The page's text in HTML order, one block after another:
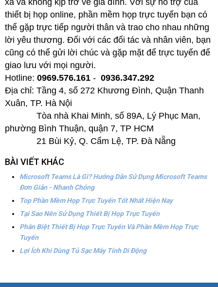
xa và không kịp trở về gia đình. Với sự hỗ trợ của
thiết bị họp online, phần mềm họp trực tuyến bạn có
thể gặp trực tiếp người thân và trao cho nhau những
lời yêu thương. Đối với các đối tác và nhân viên, bạn
cũng có thể gửi lời chúc và gặp mặt để trực tuyến để
giao lưu với mọi người.
Hotline: 0969.576.161 - 0936.347.292
Địa chỉ: Tầng 4, số 272 Khương Đình, Quận Thanh
Xuân, TP. Hà Nội
Tòa nhà Khai Minh, số 89A, Lý Phục Man,
phường Bình Thuận, quận 7, TP HCM
21 Bùi Kỷ, Q. Cẩm Lệ, TP. Đà Nẵng
BÀI VIẾT KHÁC
Microsoft Teams Là Gì? Hướng Dẫn Sử Dụng Microsoft Teams
Đơn Giản - Nhanh Chóng
Top Phần Mềm Họp Trực Tuyến Tốt Nhất Hiện Nay
Tại Sao Nên Sử Dụng Thiết Bị Họp Trực Tuyến
Phân Biệt Thiết Bị Họp Trực Tuyến Và Phần Mềm Họp Trực
Tuyến
Lợi Ích Khi Dùng Tủ Sạc Máy Tính Di Động